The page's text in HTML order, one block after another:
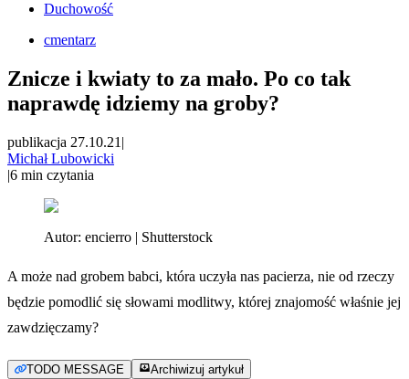
Duchowość
cmentarz
Znicze i kwiaty to za mało. Po co tak
naprawdę idziemy na groby?
publikacja 27.10.21 |
Michał Lubowicki
|6 min czytania
Autor: encierro | Shutterstock
A może nad grobem babci, która uczyła nas pacierza, nie od rzeczy
będzie pomodlić się słowami modlitwy, której znajomość właśnie jej
zawdzięczamy?
TODO MESSAGE Archiwizuj artykuł